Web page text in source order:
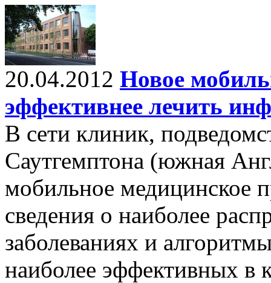
20.04.2012 Новое
эффективнее лечить
В сети клиник,
Саутгемптона (южная
мобильное медицинское
сведения о наиболее
заболеваниях и
наиболее эффективных в